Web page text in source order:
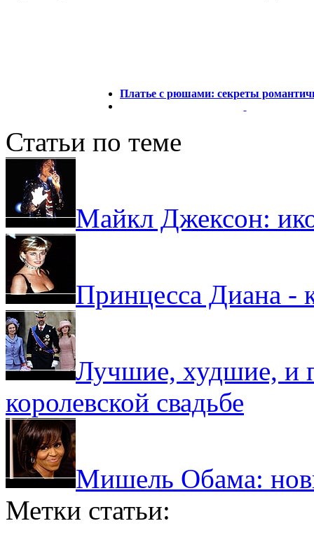
Платье с рюшами: секреты
Статьи по теме
Майкл Джексон:
Принцесса Диана -
Лучшие, худшие, и
королевской свадьбе
Мишель Обама:
Метки статьи: